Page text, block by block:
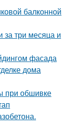
балконной
за три месяца и
фасада
дома
при обшивке